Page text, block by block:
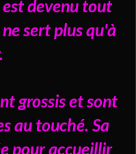
devenu tout
sert plus qu'à
grossis et sont
au touché. Sa
pour accueillir